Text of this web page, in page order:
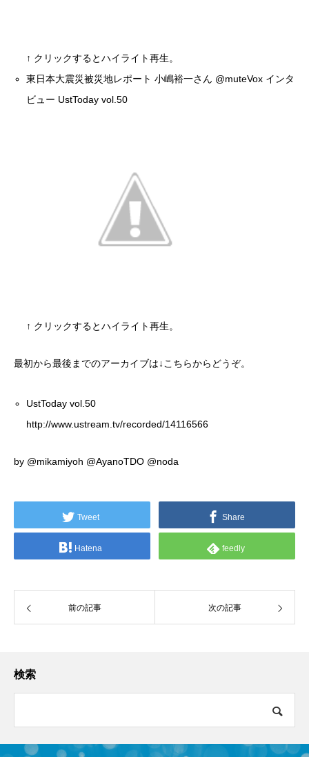
↑ クリックするとハイライト再生。
東日本大震災被災地レポート 小嶋裕一さん @muteVox インタ
ビュー UstToday vol.50
↑ クリックするとハイライト再生。
最初から最後までのアーカイブは↓こちらからどうぞ。
UstToday vol.50
http://www.ustream.tv/recorded/14116566
by @mikamiyoh @AyanoTDO @noda
Tweet Share
Hatena feedly
前の記事 次の記事
検索